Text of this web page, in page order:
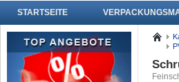
STARTSEITE